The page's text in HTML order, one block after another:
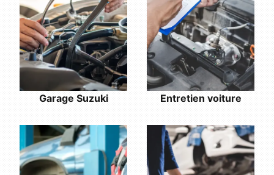
Garage Suzuki Entretien voiture